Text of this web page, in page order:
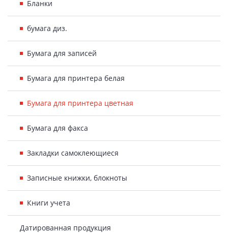
Бланки
бумага диз.
Бумага для записей
Бумага для принтера белая
Бумага для принтера цветная
Бумага для факса
Закладки самоклеющиеся
Записные книжки, блокноты
Книги учета
Датированная продукция